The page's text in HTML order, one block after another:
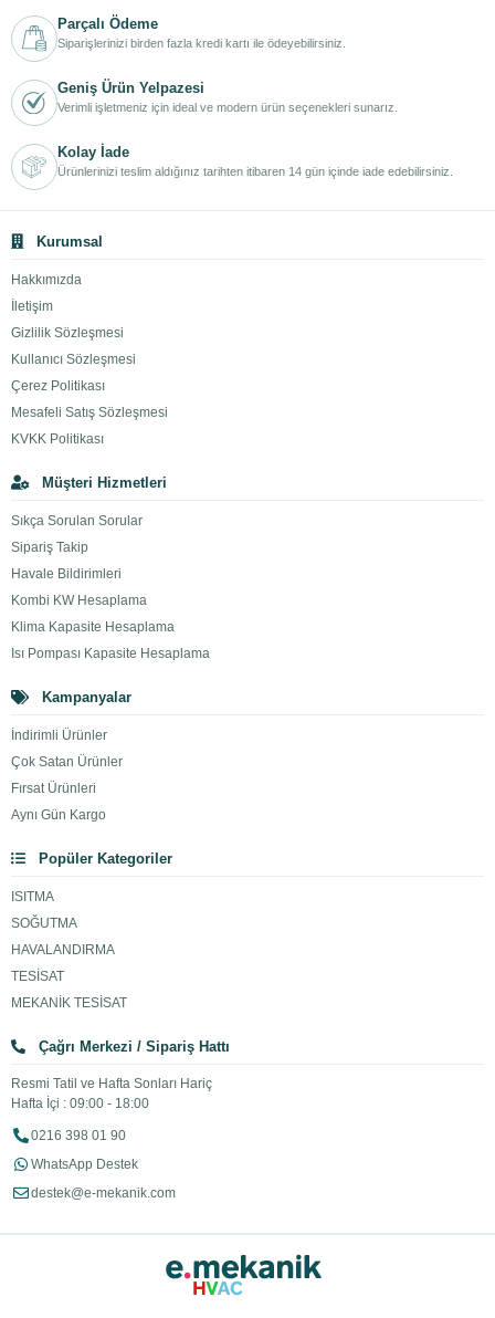
Parçalı Ödeme
Siparişlerinizi birden fazla kredi kartı ile ödeyebilirsiniz.
Geniş Ürün Yelpazesi
Verimli işletmeniz için ideal ve modern ürün seçenekleri sunarız.
Kolay İade
Ürünlerinizi teslim aldığınız tarihten itibaren 14 gün içinde iade edebilirsiniz.
Kurumsal
Hakkımızda
İletişim
Gizlilik Sözleşmesi
Kullanıcı Sözleşmesi
Çerez Politikası
Mesafeli Satış Sözleşmesi
KVKK Politikası
Müşteri Hizmetleri
Sıkça Sorulan Sorular
Sipariş Takip
Havale Bildirimleri
Kombi KW Hesaplama
Klima Kapasite Hesaplama
Isı Pompası Kapasite Hesaplama
Kampanyalar
İndirimli Ürünler
Çok Satan Ürünler
Fırsat Ürünleri
Aynı Gün Kargo
Popüler Kategoriler
ISITMA
SOĞUTMA
HAVALANDIRMA
TESİSAT
MEKANİK TESİSAT
Çağrı Merkezi / Sipariş Hattı
Resmi Tatil ve Hafta Sonları Hariç
Hafta İçi : 09:00 - 18:00
0216 398 01 90
WhatsApp Destek
destek@e-mekanik.com